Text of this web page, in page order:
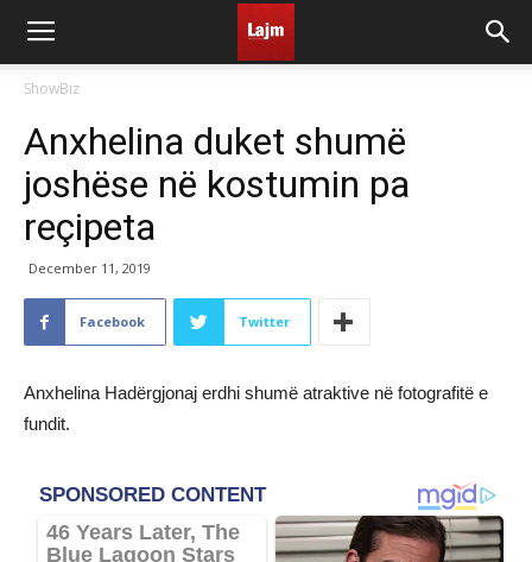
ShowBiz
Anxhelina duket shumë
joshëse në kostumin pa
reçipeta
December 11, 2019
Facebook Twitter
Anxhelina Hadërgjonaj erdhi shumë atraktive në fotografitë e
fundit.